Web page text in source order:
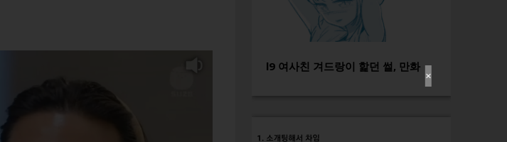
✕
l9 여사친 겨드랑이 핥던 썰, 만화